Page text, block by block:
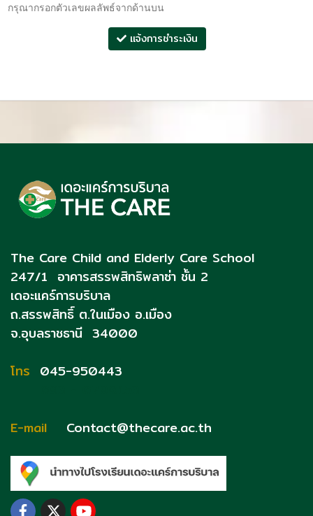
กรุณากรอกตัวเลขผลลัพธ์จากด้านบน
แจ้งการชำระเงิน
The Care Child and Elderly Care School
247/1 อาคารสรรพสิทธิพลาซ่า ชั้น 2
เดอะแคร์การบริบาล
ถ.สรรพสิทธิ์ ต.ในเมือง อ.เมือง
จ.อุบลราชธานี 34000
โทร 045-950443
E-mail
Contact@thecare.ac.th